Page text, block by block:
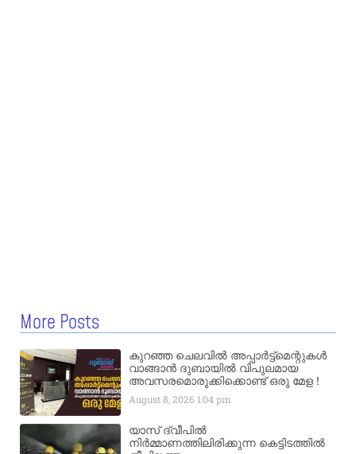
More Posts
കുറഞ്ഞ ചെലവിൽ അപ്പാർട്ട്മെന്റുകൾ
വാങ്ങാൻ ദുബായിൽ വിപുലമായ
അവസരമൊരുക്കിക്കൊണ്ട് ഒരു മേള !
August 8, 2026 1:04 pm
യാസ് ദ്വീപിൽ
നിർമ്മാണത്തിലിരിക്കുന്ന കെട്ടിടത്തിൽ